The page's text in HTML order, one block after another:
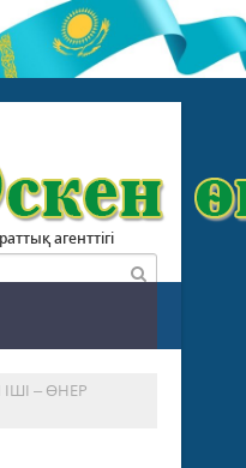
агенттігі
ІШІ – ӨНЕР